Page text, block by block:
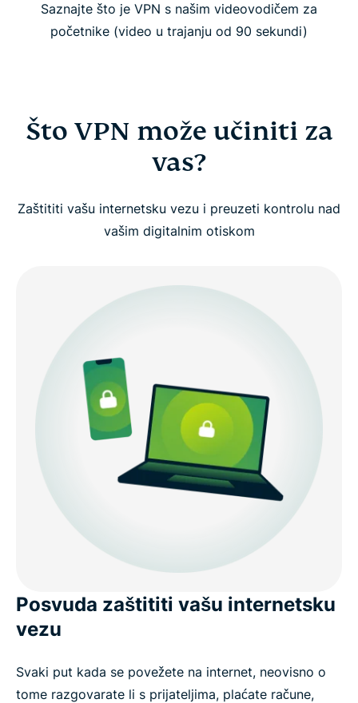
Tko treba koristiti VPN?
Kako funkcionira VPN?
Napredni koncepti VPN-ova (za napredne
Zašto odabrati ExpressVPN?
Besplatan VPN i onaj koji se plaća: Zašto je to
važno
Koristite ExpressVPN na svim svojim uređajima
Nabavite VPN u 3 jednostavna koraka uz
ExpressVPN
Što ljudi govore o ExpressVPN-u
Već danas počnite koristiti ExpressVPN
Saznajte što je VPN s našim videovodičem za
početnike (video u trajanju od 90 sekundi)
Što VPN može učiniti za
vas?
Zaštititi vašu internetsku vezu i preuzeti kontrolu nad
vašim digitalnim otiskom
Posvuda zaštititi vašu internetsku
vezu
Svaki put kada se povežete na internet, neovisno o
tome razgovarate li s prijateljima, plaćate račune,